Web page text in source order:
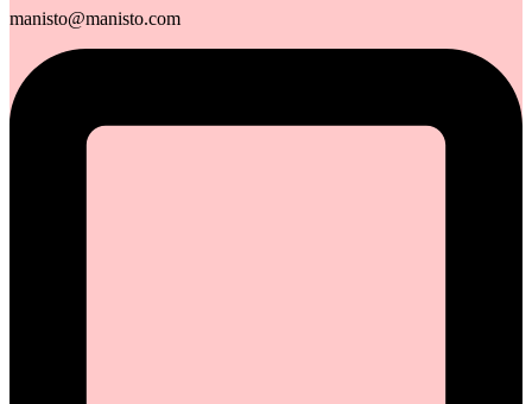
manisto@manisto.com